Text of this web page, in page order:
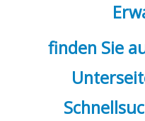
finden Sie